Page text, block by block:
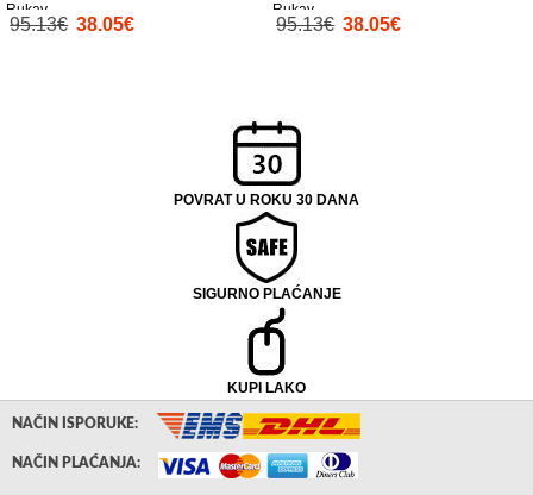
Rukav
95.13€ 38.05€
Rukav
95.13€ 38.05€
POVRAT U ROKU 30 DANA
SIGURNO PLAĆANJE
KUPI LAKO
NAČIN ISPORUKE:
NAČIN PLAĆANJA: